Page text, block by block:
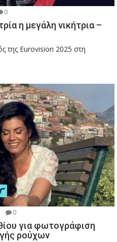
0
η μεγάλη νικήτρια –
της Eurovision 2025 στη
0
για φωτογράφιση
ρούχων